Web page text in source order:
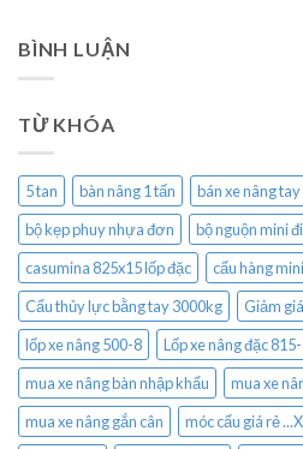
BÌNH LUẬN
TỪ KHÓA
5 tan bàn nâng 1 tấn bán xe nâng
bộ kẹp phuy nhựa đơn
bộ nguộn mini
casumina 825x15 lốp đặc
cẩu hàng mini
Cẩu thủy lực bằng tay 3000kg
Giảm
lốp xe nâng 500-8
Lốp xe nâng đặc
mua xe nâng bàn nhập khẩu
mua xe
mua xe nâng gắn cân
móc cẩu giá rẻ